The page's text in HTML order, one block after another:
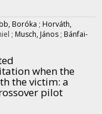
Boróka ; Horváth,
; Musch, János ; Bánfai-
when the
the victim: a
pilot